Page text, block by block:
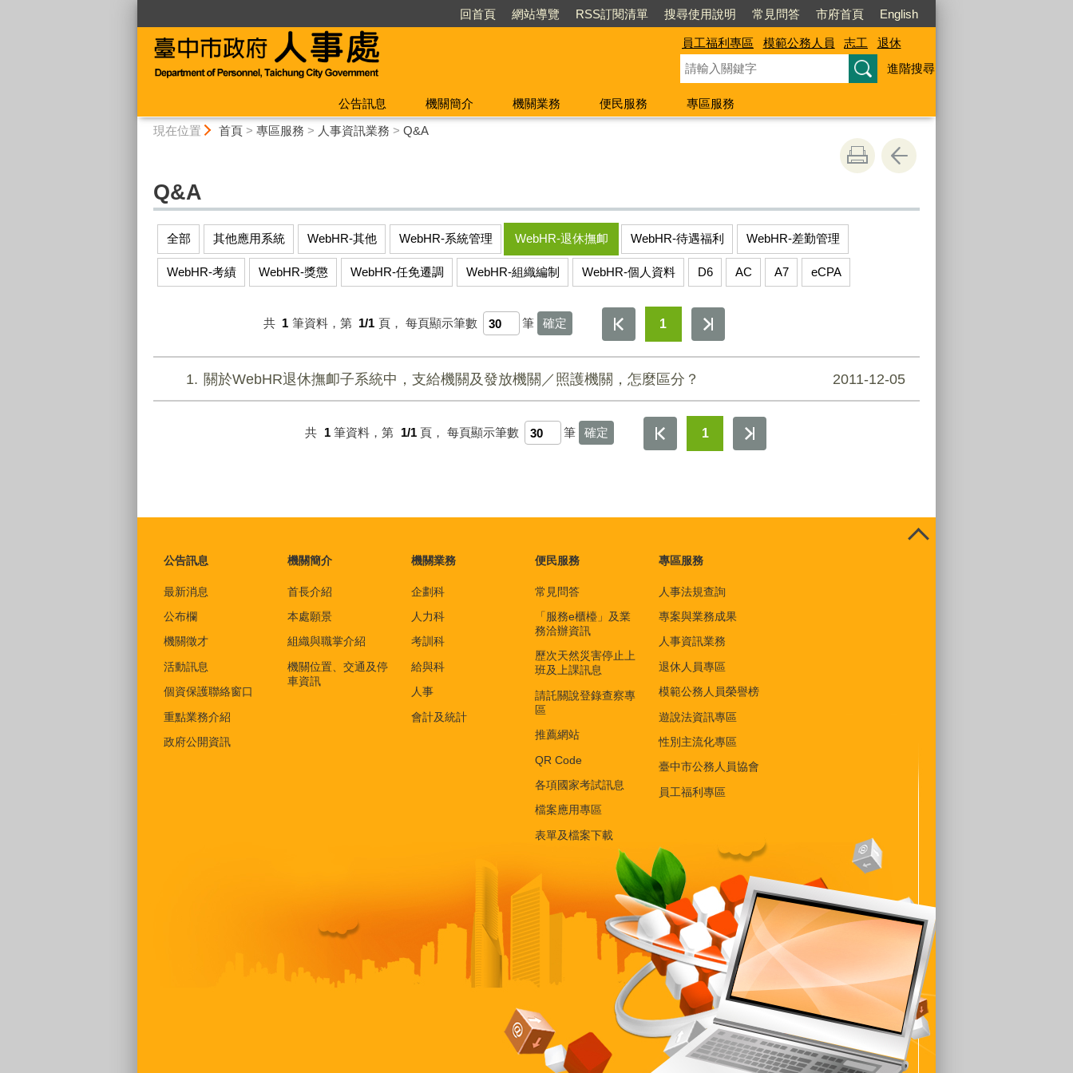
回首頁 網站導覽 RSS訂閱清單 搜尋使用說明 常見問答 市府首頁 English
員工福利專區 模範公務人員 志工
退休
進階搜尋
公告訊息 機關簡介 機關業務 便民服務
專區服務
現在位置 首頁> 專區服務 > 人事資訊業務 > Q&A
Q&A
全部 其他應用系統 WebHR-其他 WebHR-系統管理 WebHR-退休撫卹 WebHR-待遇福利 WebHR-差勤管理
WebHR-考績 WebHR-獎懲 WebHR-任免遷調 WebHR-組織編制 WebHR-個人資料 D6 AC A7 eCPA
共 1 筆資料，第 1/1 頁， 每頁顯示筆數 筆 1
1 關於WebHR退休撫卹子系統中，支給機關及發放機關／照護機關，怎麼區分？ 2011-12-05
共 1 筆資料，第 1/1 頁， 每頁顯示筆數 筆 1
公告訊息
最新消息
公布欄
機關徵才
活動訊息
個資保護聯絡窗口
重點業務介紹
政府公開資訊
機關簡介
首長介紹
本處願景
組織與職掌介紹
機關位置、交通及停
車資訊
機關業務
企劃科
人力科
考訓科
給與科
人事
會計及統計
便民服務
常見問答
「服務e櫃檯」及業
務洽辦資訊
歷次天然災害停止上
班及上課訊息
請託關說登錄查察專
區
推薦網站
QR Code
各項國家考試訊息
檔案應用專區
表單及檔案下載
專區服務
人事法規查詢
專案與業務成果
人事資訊業務
退休人員專區
模範公務人員榮譽榜
遊說法資訊專區
性別主流化專區
臺中市公務人員協會
員工福利專區